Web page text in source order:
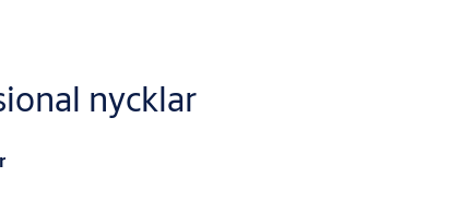
nycklar